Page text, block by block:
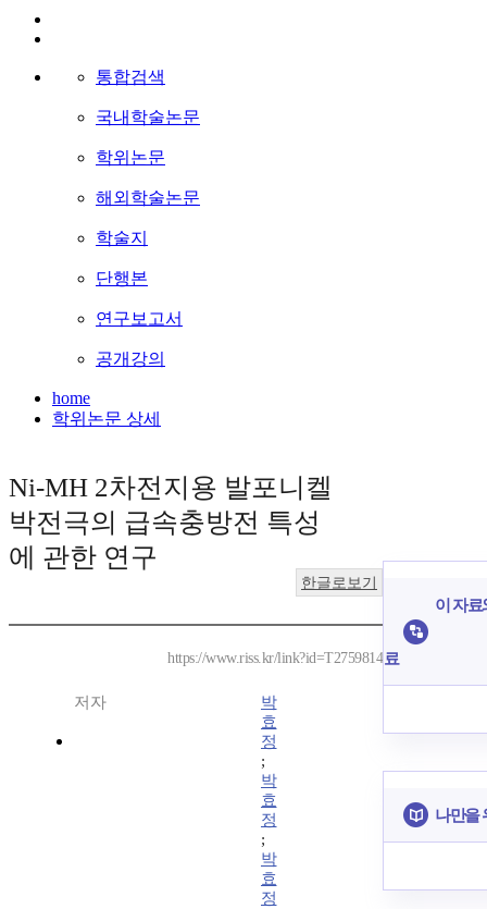
통합검색
국내학술논문
학위논문
해외학술논문
학술지
단행본
연구보고서
공개강의
home
학위논문 상세
Ni-MH 2차전지용 발포니켈
박전극의 급속충방전 특성
에 관한 연구
한글로보기
https://www.riss.kr/link?id=T2759814
저자
박
효
정
;
박
효
정
;
박
효
정
이 자료
료
나만을